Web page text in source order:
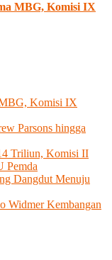
MBG, Komisi IX
MBG, Komisi IX
Parsons hingga
Triliun, Komisi II
Pemda
Dangdut Menuju
Widmer Kembangan